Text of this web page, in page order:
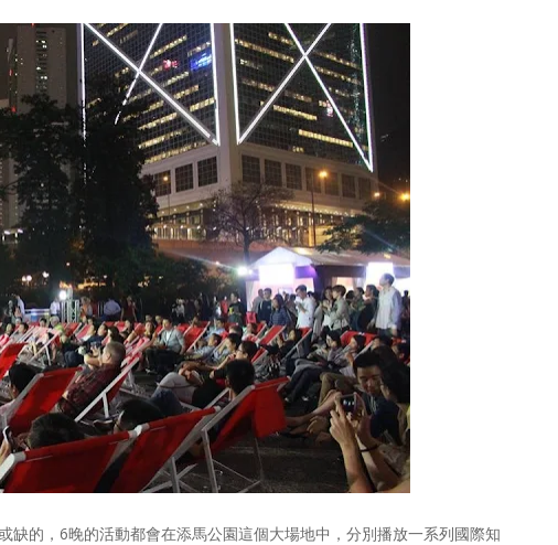
缺的，6晚的活動都會在添馬公園這個大場地中，分別播放一系列國際知